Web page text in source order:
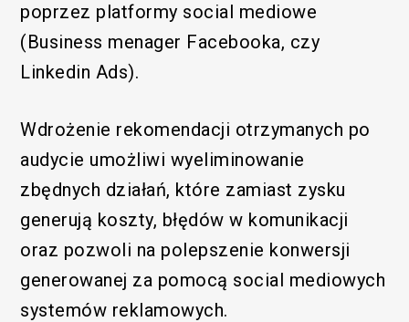
poprzez platformy social mediowe
(Business menager Facebooka, czy
Linkedin Ads).
Wdrożenie rekomendacji otrzymanych po
audycie umożliwi wyeliminowanie
zbędnych działań, które zamiast zysku
generują koszty, błędów w komunikacji
oraz pozwoli na polepszenie konwersji
generowanej za pomocą social mediowych
systemów reklamowych.